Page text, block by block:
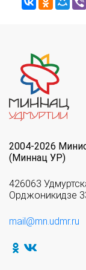
2004-2026
(Миннац УР)
426063
Орджоникидзе
mail@mn.udmr.ru